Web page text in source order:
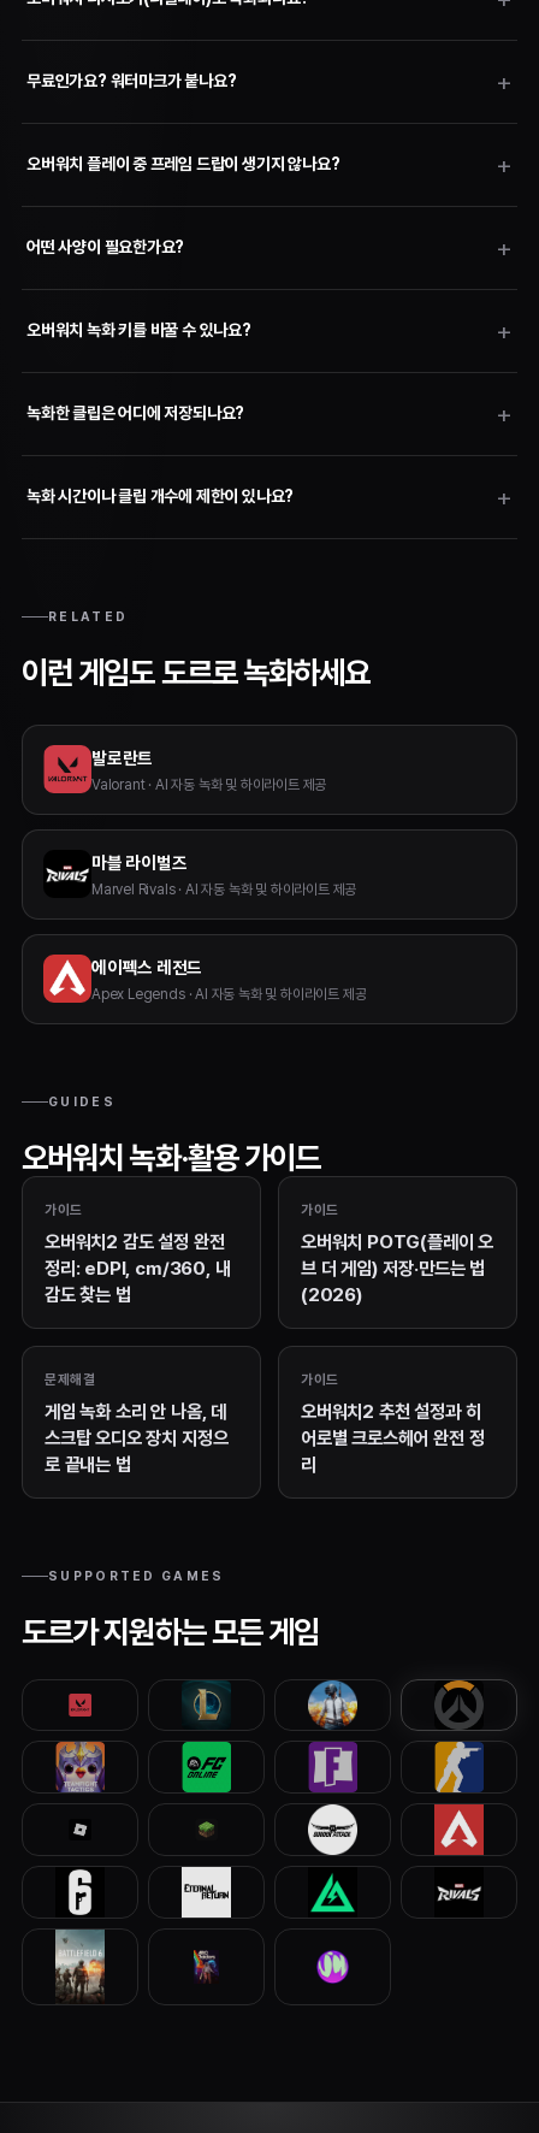
무료인가요? 워터마크가 붙나요?
오버워치 플레이 중 프레임 드랍이 생기지 않나요?
어떤 사양이 필요한가요?
오버워치 녹화 키를 바꿀 수 있나요?
녹화한 클립은 어디에 저장되나요?
녹화 시간이나 클립 개수에 제한이 있나요?
RELATED
이런 게임도 도르로 녹화하세요
발로란트
Valorant · AI 자동 녹화 및 하이라이트 제공
마블 라이벌즈
Marvel Rivals · AI 자동 녹화 및 하이라이트 제공
에이펙스 레전드
Apex Legends · AI 자동 녹화 및 하이라이트 제공
GUIDES
오버워치 녹화·활용 가이드
가이드
오버워치2 감도 설정 완전
정리: eDPI, cm/360, 내
감도 찾는 법
가이드
오버워치 POTG(플레이 오
브 더 게임) 저장·만드는 법
(2026)
문제해결
게임 녹화 소리 안 나옴, 데
스크탑 오디오 장치 지정으
로 끝내는 법
가이드
오버워치2 추천 설정과 히
어로별 크로스헤어 완전 정
리
SUPPORTED GAMES
도르가 지원하는 모든 게임